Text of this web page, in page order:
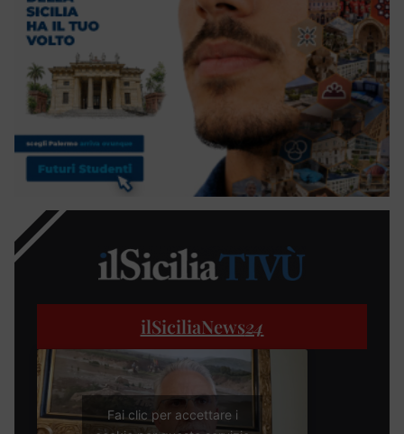
ilSiciliaNews24
Fai clic per accettare i